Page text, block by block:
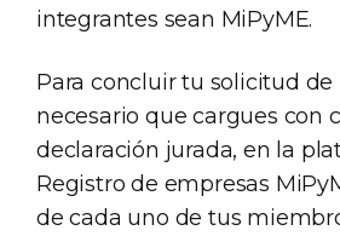
integrantes sean MiPyME.
Para concluir tu solicitud de
necesario que cargues con
declaración jurada, en la
Registro de empresas
de cada uno de tus